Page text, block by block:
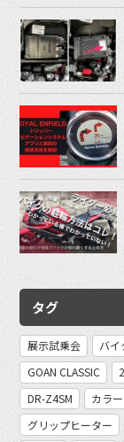
タグ
展示試乗会 バイ
GOAN CLASSIC
DR-Z4SM
カラ
グリップヒーター